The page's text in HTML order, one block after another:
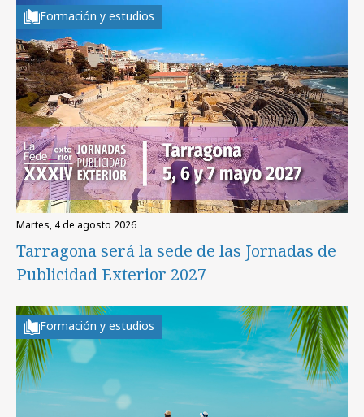
Formación y estudios
martes, 4 de agosto 2026
Tarragona será la sede de las Jornadas de
Publicidad Exterior 2027
Formación y estudios